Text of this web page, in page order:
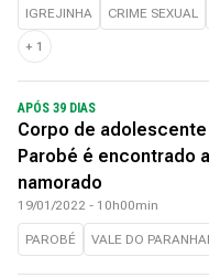
IGREJINHA CRIME SEXUAL
+ 1
APÓS 39 DIAS
Corpo de
Parobé é encontrado
namorado
19/01/2022 - 10h00min
PAROBÉ VALE DO